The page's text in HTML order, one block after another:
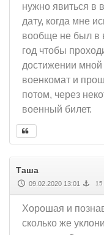
нужно явиться в
дату, когда мне
вообще не был в
год чтобы
достижении мной
военкомат и
потом, через
военный билет.
Таша
09.02.2020 13:01 15
Хорошая и
сколько же